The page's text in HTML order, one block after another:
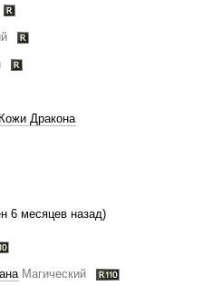
Дракона
6 месяцев назад)
Магический